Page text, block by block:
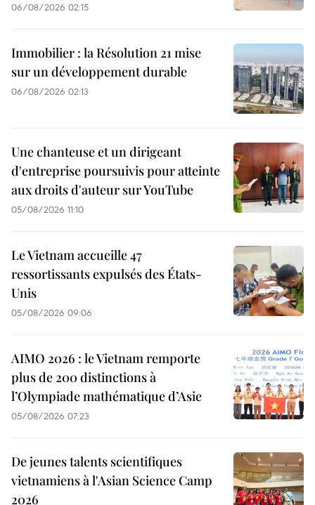
06/08/2026 02:15
Immobilier : la Résolution 21 mise
sur un développement durable
06/08/2026 02:13
Une chanteuse et un dirigeant
d'entreprise poursuivis pour atteinte
aux droits d'auteur sur YouTube
05/08/2026 11:10
Le Vietnam accueille 47
ressortissants expulsés des États-
Unis
05/08/2026 09:06
AIMO 2026 : le Vietnam remporte
plus de 200 distinctions à
l’Olympiade mathématique d’Asie
05/08/2026 07:23
De jeunes talents scientifiques
vietnamiens à l'Asian Science Camp
2026